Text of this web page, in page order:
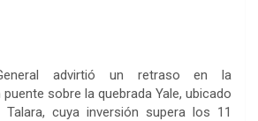
advirtió un retraso en la
sobre la quebrada Yale, ubicado
cuya inversión supera los 11